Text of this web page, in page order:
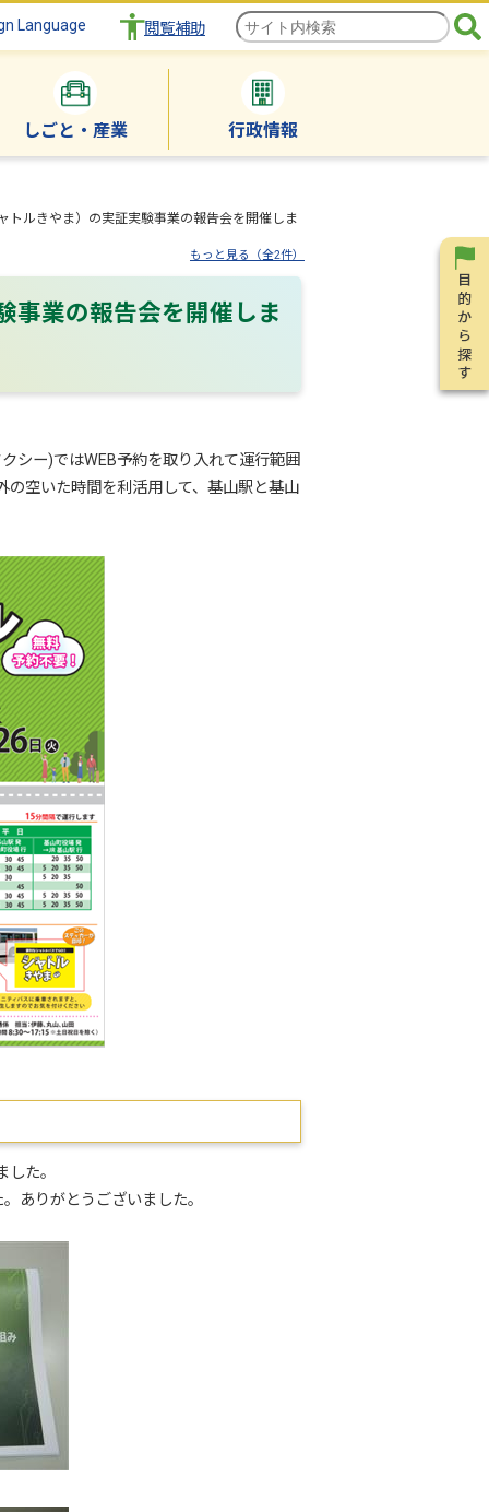
Language 閲覧補助
しごと・産業 行政情報
ルきやま）の実証実験事業の報告会を開催しま
もっと見る（全2件）
事業の報告会を開催しま
シー)ではWEB予約を取り入れて運行範囲
空いた時間を利活用して、基山駅と基山
た。
ありがとうございました。